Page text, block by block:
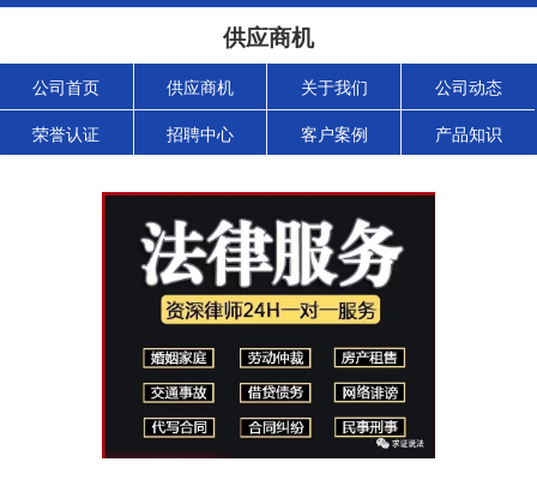
供应商机
公司首页 供应商机 关于我们 公司动态
荣誉认证 招聘中心 客户案例 产品知识